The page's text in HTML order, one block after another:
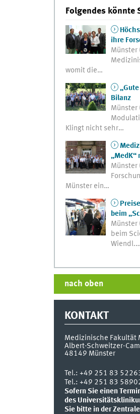
Folgendes könnte
ihre
Münster
womit die…
Bilanz
Münster
Klingt nicht sehr…
„MedK“
Münster
Münster ein…
beim
Münster
beim
Wiendl.…
nach oben
KONTAKT
Medizinische Fakultät
Albert-Schweitzer-
48149 Münster
Tel.: +49 251 83
Tel.: +49 251 83
Sofern Sie einen
des
Sie bitte in der